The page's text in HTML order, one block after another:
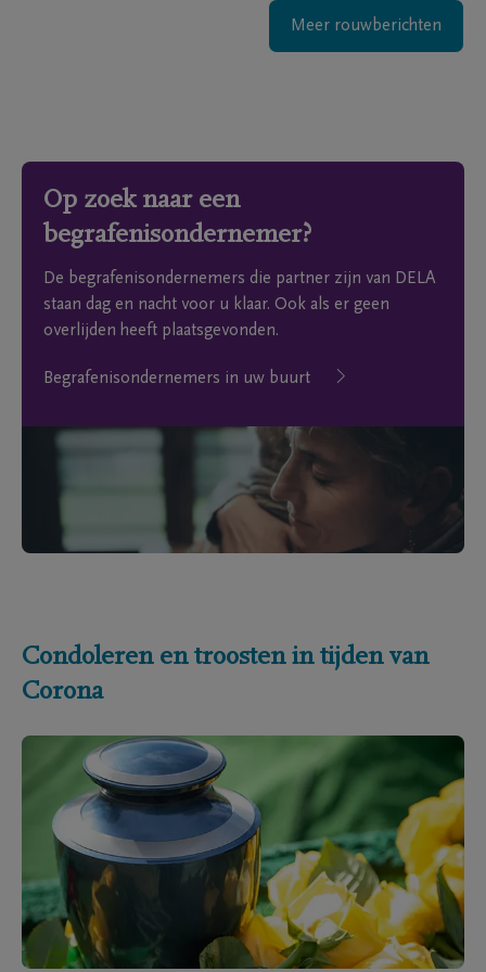
Meer rouwberichten
Op zoek naar een
begrafenisondernemer?
De begrafenisondernemers die partner zijn van DELA
staan dag en nacht voor u klaar. Ook als er geen
overlijden heeft plaatsgevonden.
Begrafenisondernemers in uw buurt
Condoleren en troosten in tijden van
Corona